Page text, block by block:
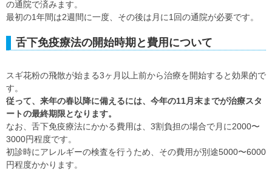
の通院で済みます。
最初の1年間は2週間に一度、その後は月に1回の通院が必要です。
舌下免疫療法の開始時期と費用について
スギ花粉の飛散が始まる3ヶ月以上前から治療を開始すると効果的で
す。
従って、来年の春以降に備えるには、今年の11月末までが治療スタ
ートの最終期限となります。
なお、舌下免疫療法にかかる費用は、3割負担の場合で月に2000〜
3000円程度です。
初診時にアレルギーの検査を行うため、その費用が別途5000〜6000
円程度かかります。